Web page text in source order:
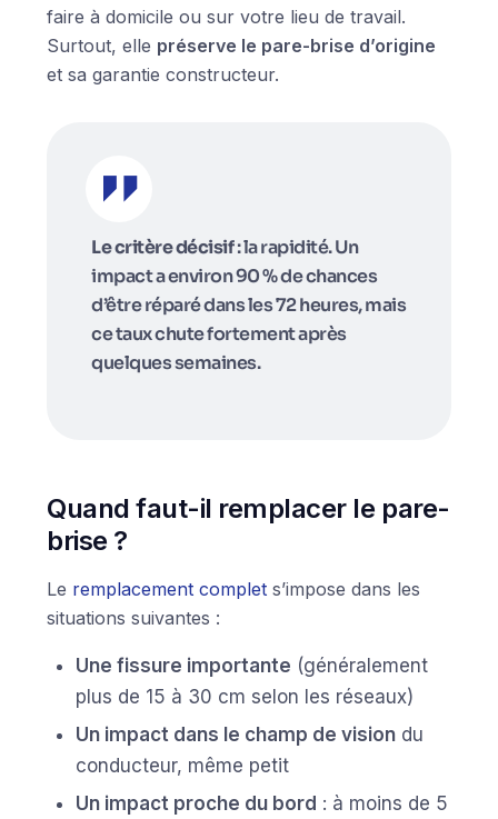
faire à domicile ou sur votre lieu de travail.
Surtout, elle préserve le pare-brise d’origine
et sa garantie constructeur.
Le critère décisif: la rapidité. Un
impact a environ 90 % de chances
d’être réparé dans les 72 heures, mais
ce taux chute fortement après
quelques semaines.
Quand faut-il remplacer le pare-
brise ?
Le remplacement complet s’impose dans les
situations suivantes :
Une fissure importante (généralement
plus de 15 à 30 cm selon les réseaux)
Un impact dans le champ de visiondu
conducteur, même petit
Un impact proche du bord : à moins de 5